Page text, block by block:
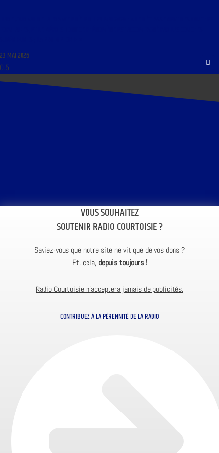
23 MAI 2026
VOUS SOUHAITEZ
SOUTENIR RADIO COURTOISIE ?
Saviez-vous que notre site ne vit que de vos dons ?
Et, cela, depuis toujours !
Radio Courtoisie n’acceptera jamais de publicités.
CONTRIBUEZ À LA PÉRENNITÉ DE LA RADIO